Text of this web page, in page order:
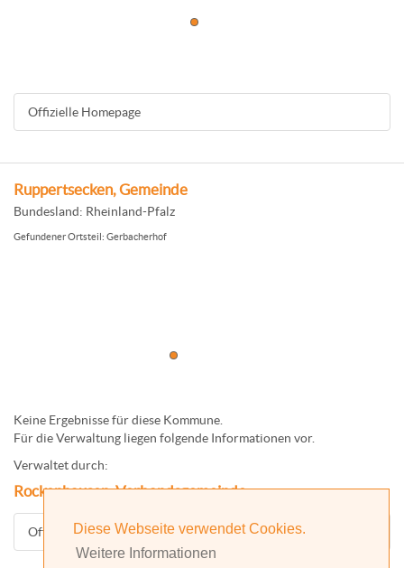
Diese Webseite verwendet Cookies.
Weitere Informationen
Offizielle Homepage
Ruppertsecken, Gemeinde
Bundesland: Rheinland-Pfalz
Gefundener Ortsteil: Gerbacherhof
Keine Ergebnisse für diese Kommune.
Für die Verwaltung liegen folgende Informationen vor.
Verwaltet durch:
Rockenhausen, Verbandsgemeinde
Offizielle Homepage